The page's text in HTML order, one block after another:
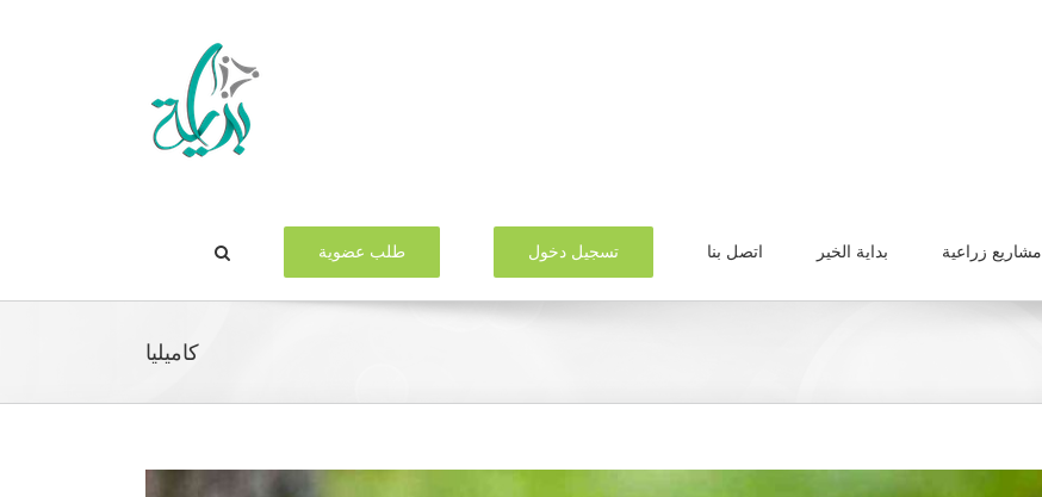
مشاريع زراعية بداية الخير اتصل بنا تسجيل دخول طلب عضوية
كاميليا